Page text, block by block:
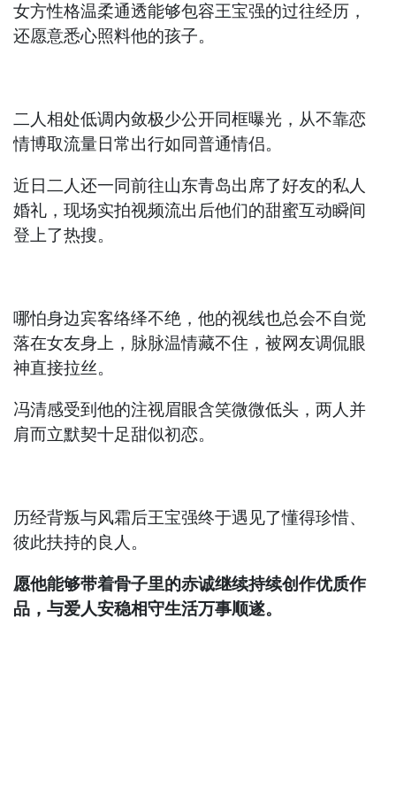
女方性格温柔通透能够包容王宝强的过往经历，
还愿意悉心照料他的孩子。
二人相处低调内敛极少公开同框曝光，从不靠恋
情博取流量日常出行如同普通情侣。
近日二人还一同前往山东青岛出席了好友的私人
婚礼，现场实拍视频流出后他们的甜蜜互动瞬间
登上了热搜。
哪怕身边宾客络绎不绝，他的视线也总会不自觉
落在女友身上，脉脉温情藏不住，被网友调侃眼
神直接拉丝。
冯清感受到他的注视眉眼含笑微微低头，两人并
肩而立默契十足甜似初恋。
历经背叛与风霜后王宝强终于遇见了懂得珍惜、
彼此扶持的良人。
愿他能够带着骨子里的赤诚继续持续创作优质作
品，与爱人安稳相守生活万事顺遂。